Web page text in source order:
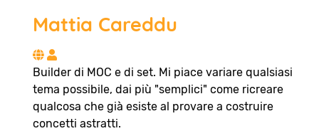
Mattia Careddu
Mattia Careddu
Builder di MOC e di set. Mi piace variare qualsiasi
tema possibile, dai più "semplici" come ricreare
qualcosa che già esiste al provare a costruire
concetti astratti.